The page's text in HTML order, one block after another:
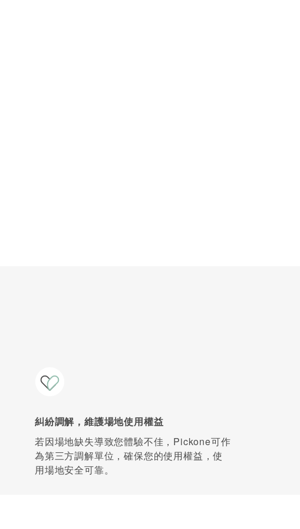
糾紛調解，維護場地使用權益
若因場地缺失導致您體驗不佳，Pickone可作
為第三方調解單位，確保您的使用權益，使
用場地安全可靠。